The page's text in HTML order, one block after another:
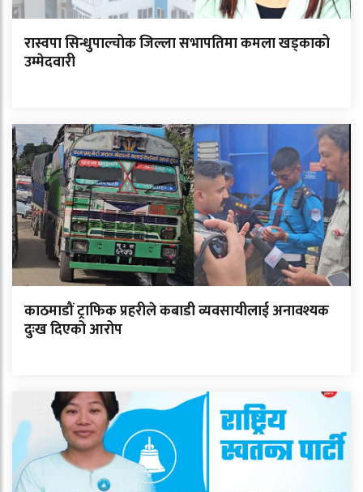
रास्वपा सिन्धुपाल्चोक जिल्ला सभापतिमा कमला खड्काको
उम्मेदवारी
काठमाडौं ट्राफिक प्रहरीले कबाडी व्यवसायीलाई अनावश्यक
दुःख दिएको आरोप